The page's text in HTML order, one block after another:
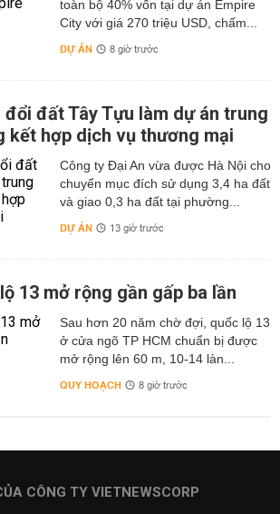
toàn bộ 40% vốn tại dự án Empire
City với giá 270 triệu USD, chấm...
DỰ ÁN 8 giờ trước
đổi đất Tây Tựu làm dự án trung
kết hợp dịch vụ thương mại
Công ty Đại An vừa được Hà Nội cho
chuyển mục đích sử dụng 3,4 ha đất
và giao 0,3 ha đất tại phường...
DỰ ÁN 13 giờ trước
13 mở rộng gần gấp ba lần
Sau hơn 20 năm chờ đợi, quốc lộ 13
ở cửa ngõ TP HCM chuẩn bị được
mở rộng lên 60 m, 10-14 làn...
QUY HOẠCH 8 giờ trước
CÔNG TY VIETNEWSCORP